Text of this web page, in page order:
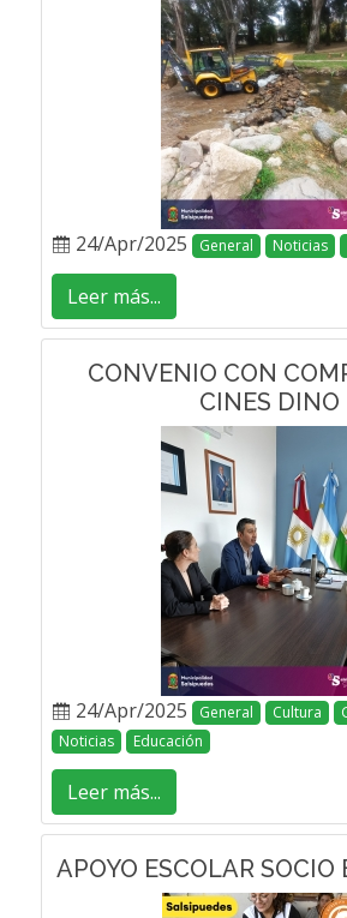
24/Apr/2025 General Noticias
Leer más...
CONVENIO CON
CINES DINO
24/Apr/2025 General Cultura
Noticias
Educación
Leer más...
APOYO ESCOLAR SOCIO